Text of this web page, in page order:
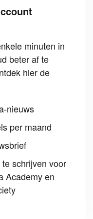
minuten in
beter af te
hier de
nieuws
per maand
schrijven voor
Academy en